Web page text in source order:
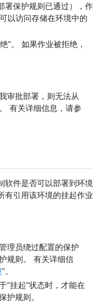
署保护规则已通过），作
以访问存储在环境中的
”。 如果作业被拒绝，
审批部署，则无法从
有关详细信息，请参
软件是否可以部署到环境
有引用该环境的挂起作业
理员绕过配置的保护
规则。 有关详细信
”。
“挂起”状态时，才能在
护规则。